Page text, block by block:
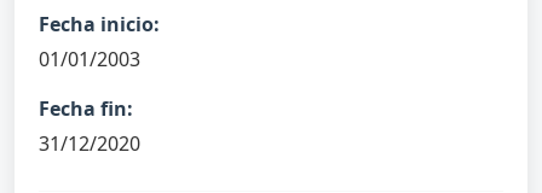
Fecha inicio:
01/01/2003
Fecha fin:
31/12/2020